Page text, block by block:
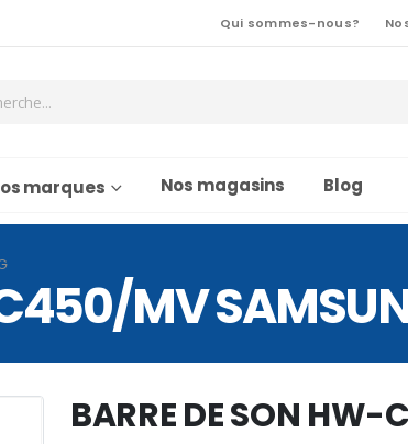
Qui sommes-nous?
marques Nos magasins Blog
MV
BARRE DE SON